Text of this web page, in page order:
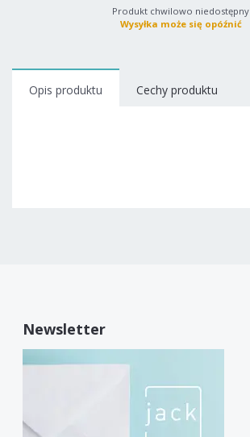
Produkt chwilowo niedostępny
Wysyłka może się opóźnić
Opis produktu Cechy produktu
Newsletter